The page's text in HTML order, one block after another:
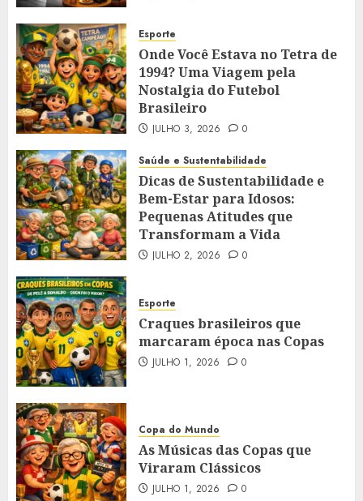
Esporte
Onde Você Estava no Tetra de
1994? Uma Viagem pela
Nostalgia do Futebol
Brasileiro
JULHO 3, 2026 0
Saúde e Sustentabilidade
Dicas de Sustentabilidade e
Bem-Estar para Idosos:
Pequenas Atitudes que
Transformam a Vida
JULHO 2, 2026 0
Esporte
Craques brasileiros que
marcaram época nas Copas
JULHO 1, 2026 0
Copa do Mundo
As Músicas das Copas que
Viraram Clássicos
JULHO 1, 2026 0